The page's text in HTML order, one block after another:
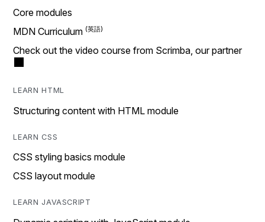
Core modules
MDN Curriculum
Check out the video course from Scrimba, our partner
LEARN HTML
Structuring content with HTML module
LEARN CSS
CSS styling basics module
CSS layout module
LEARN JAVASCRIPT